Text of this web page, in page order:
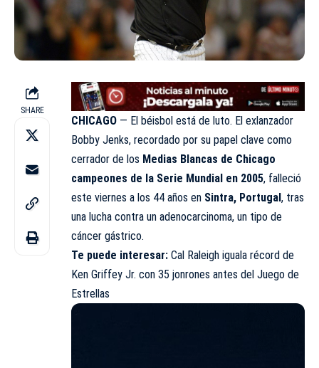
SHARE
CHICAGO — El béisbol está de luto. El exlanzador
Bobby Jenks, recordado por su papel clave como
cerrador de los Medias Blancas de Chicago
campeones de la Serie Mundial en 2005, falleció
este viernes a los 44 años en Sintra, Portugal, tras
una lucha contra un adenocarcinoma, un tipo de
cáncer gástrico.
Te puede interesar: Cal Raleigh iguala récord de
Ken Griffey Jr. con 35 jonrones antes del Juego de
Estrellas